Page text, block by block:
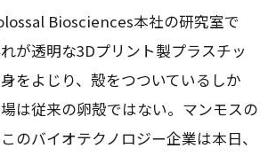
Biosciences本社の研究室で
が透明な3Dプリント製プラスチッ
をよじり、殻をつついている――しか
は従来の卵殻ではない。マンモスの
のバイオテクノロジー企業は本日、